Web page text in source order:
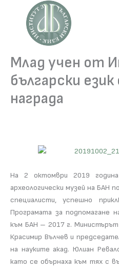
content
Млад учен от
български
награда
На 2 октомври 2019
археологически музей на БАН
специалисти, успешно
Програмата за подпомагане
към БАН – 2017 г. Министърът
Красимир Вълчев и
на науките акад. Юлиан
като се обърнаха към тях с